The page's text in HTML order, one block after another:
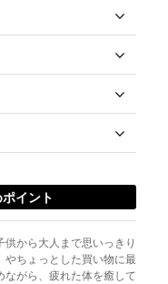
イント
供から大人まで思いっきり
ちょっとした買い物に最
がら、疲れた体を癒して